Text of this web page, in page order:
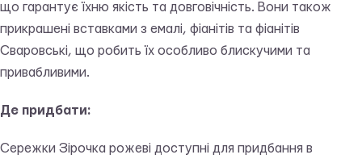
що гарантує їхню якість та довговічність. Вони також
прикрашені вставками з емалі, фіанітів та фіанітів
Сваровські, що робить їх особливо блискучими та
привабливими.
Де придбати:
Сережки Зірочка рожеві доступні для придбання в